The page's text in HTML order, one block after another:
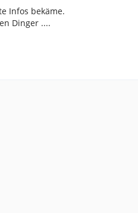
Infos bekäme.
Dinger ....